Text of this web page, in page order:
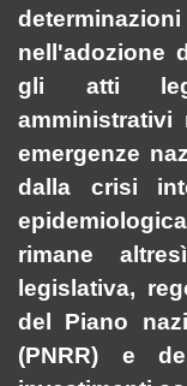
nell'adozione
gli atti
amministrativi
emergenze
dalla crisi
rimane
legislativa,
del Piano
(PNRR) e